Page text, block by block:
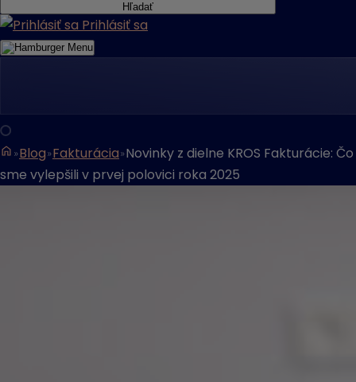
Hľadať
Prihlásiť sa
Menu
Blog Fakturácia Novinky z dielne KROS Fakturácie: Čo
sme vylepšili v prvej polovici roka 2025